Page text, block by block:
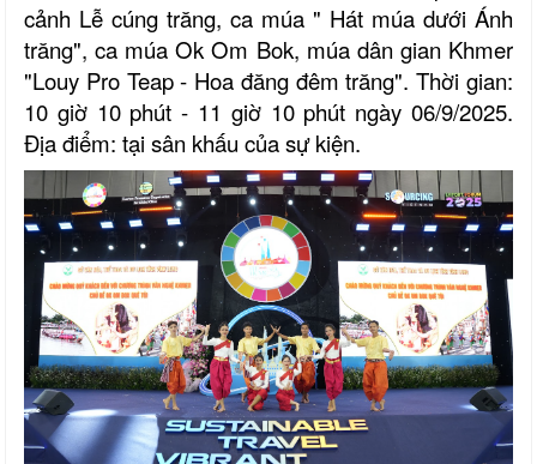
cảnh Lễ cúng trăng, ca múa " Hát múa dưới Ánh
trăng", ca múa Ok Om Bok, múa dân gian Khmer
"Louy Pro Teap - Hoa đăng đêm trăng". Thời gian:
10 giờ 10 phút - 11 giờ 10 phút ngày 06/9/2025.
Địa điểm: tại sân khấu của sự kiện.